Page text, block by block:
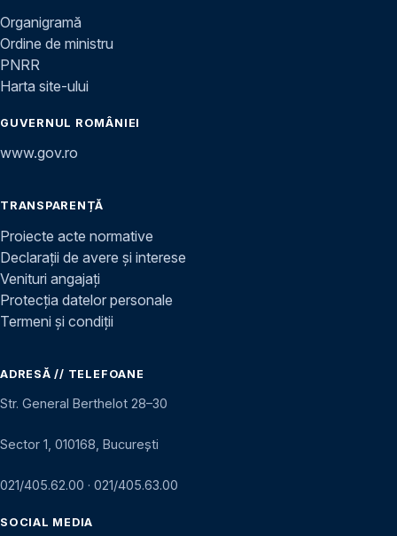
Organigramă
Ordine de ministru
PNRR
Harta site-ului
GUVERNUL ROMÂNIEI
www.gov.ro
TRANSPARENȚĂ
Proiecte acte normative
Declarații de avere și interese
Venituri angajați
Protecția datelor personale
Termeni și condiții
ADRESĂ // TELEFOANE
Str. General Berthelot 28–30
Sector 1, 010168, București
021/405.62.00 · 021/405.63.00
SOCIAL MEDIA